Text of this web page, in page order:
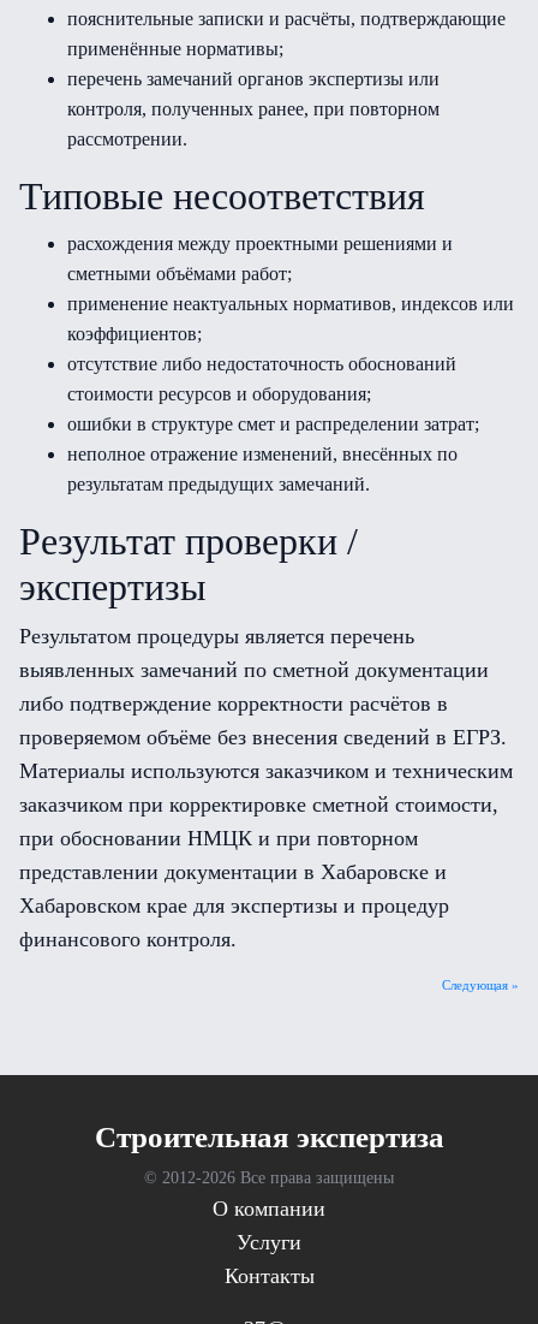
пояснительные записки и расчёты, подтверждающие
применённые нормативы;
перечень замечаний органов экспертизы или
контроля, полученных ранее, при повторном
рассмотрении.
Типовые несоответствия
расхождения между проектными решениями и
сметными объёмами работ;
применение неактуальных нормативов, индексов или
коэффициентов;
отсутствие либо недостаточность обоснований
стоимости ресурсов и оборудования;
ошибки в структуре смет и распределении затрат;
неполное отражение изменений, внесённых по
результатам предыдущих замечаний.
Результат проверки /
экспертизы
Результатом процедуры является перечень
выявленных замечаний по сметной документации
либо подтверждение корректности расчётов в
проверяемом объёме без внесения сведений в ЕГРЗ.
Материалы используются заказчиком и техническим
заказчиком при корректировке сметной стоимости,
при обосновании НМЦК и при повторном
представлении документации в Хабаровске и
Хабаровском крае для экспертизы и процедур
финансового контроля.
Следующая »
Cтроительная экспертиза
© 2012-2026 Все права защищены
О компании
Услуги
Контакты